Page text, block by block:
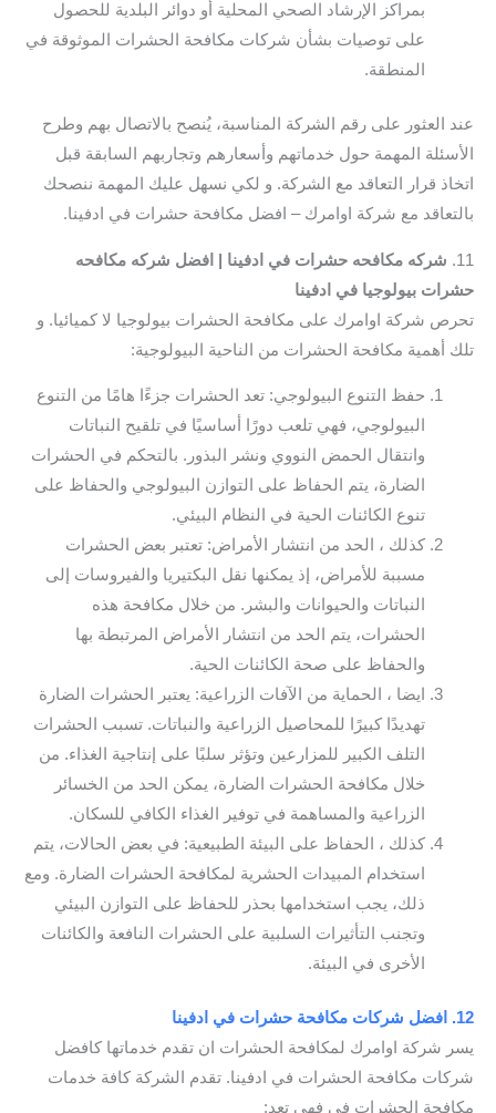
بمراكز الإرشاد الصحي المحلية أو دوائر البلدية للحصول
على توصيات بشأن شركات مكافحة الحشرات الموثوقة في
المنطقة.
عند العثور على رقم الشركة المناسبة، يُنصح بالاتصال بهم وطرح
الأسئلة المهمة حول خدماتهم وأسعارهم وتجاربهم السابقة قبل
اتخاذ قرار التعاقد مع الشركة. و لكي نسهل عليك المهمة ننصحك
بالتعاقد مع شركة اوامرك – افضل مكافحة حشرات في ادفينا.
11.
شركه مكافحه حشرات في ادفينا | افضل شركه مكافحه
حشرات بيولوجيا في ادفينا
تحرص شركة اوامرك على مكافحة الحشرات بيولوجيا لا كميائيا. و
تلك أهمية مكافحة الحشرات من الناحية البيولوجية:
حفظ التنوع البيولوجي: تعد الحشرات جزءًا هامًا من التنوع
البيولوجي، فهي تلعب دورًا أساسيًا في تلقيح النباتات
وانتقال الحمض النووي ونشر البذور. بالتحكم في الحشرات
الضارة، يتم الحفاظ على التوازن البيولوجي والحفاظ على
تنوع الكائنات الحية في النظام البيئي.
كذلك ، الحد من انتشار الأمراض: تعتبر بعض الحشرات
مسببة للأمراض، إذ يمكنها نقل البكتيريا والفيروسات إلى
النباتات والحيوانات والبشر. من خلال مكافحة هذه
الحشرات، يتم الحد من انتشار الأمراض المرتبطة بها
والحفاظ على صحة الكائنات الحية.
ايضا ، الحماية من الآفات الزراعية: يعتبر الحشرات الضارة
تهديدًا كبيرًا للمحاصيل الزراعية والنباتات. تسبب الحشرات
التلف الكبير للمزارعين وتؤثر سلبًا على إنتاجية الغذاء. من
خلال مكافحة الحشرات الضارة، يمكن الحد من الخسائر
الزراعية والمساهمة في توفير الغذاء الكافي للسكان.
كذلك ، الحفاظ على البيئة الطبيعية: في بعض الحالات، يتم
استخدام المبيدات الحشرية لمكافحة الحشرات الضارة. ومع
ذلك، يجب استخدامها بحذر للحفاظ على التوازن البيئي
وتجنب التأثيرات السلبية على الحشرات النافعة والكائنات
الأخرى في البيئة.
12. افضل شركات مكافحة حشرات في ادفينا
يسر شركة اوامرك لمكافحة الحشرات ان تقدم خدماتها كافضل
شركات مكافحة الحشرات في ادفينا. تقدم الشركة كافة خدمات
مكافحة الحشرات في فهي تعد: